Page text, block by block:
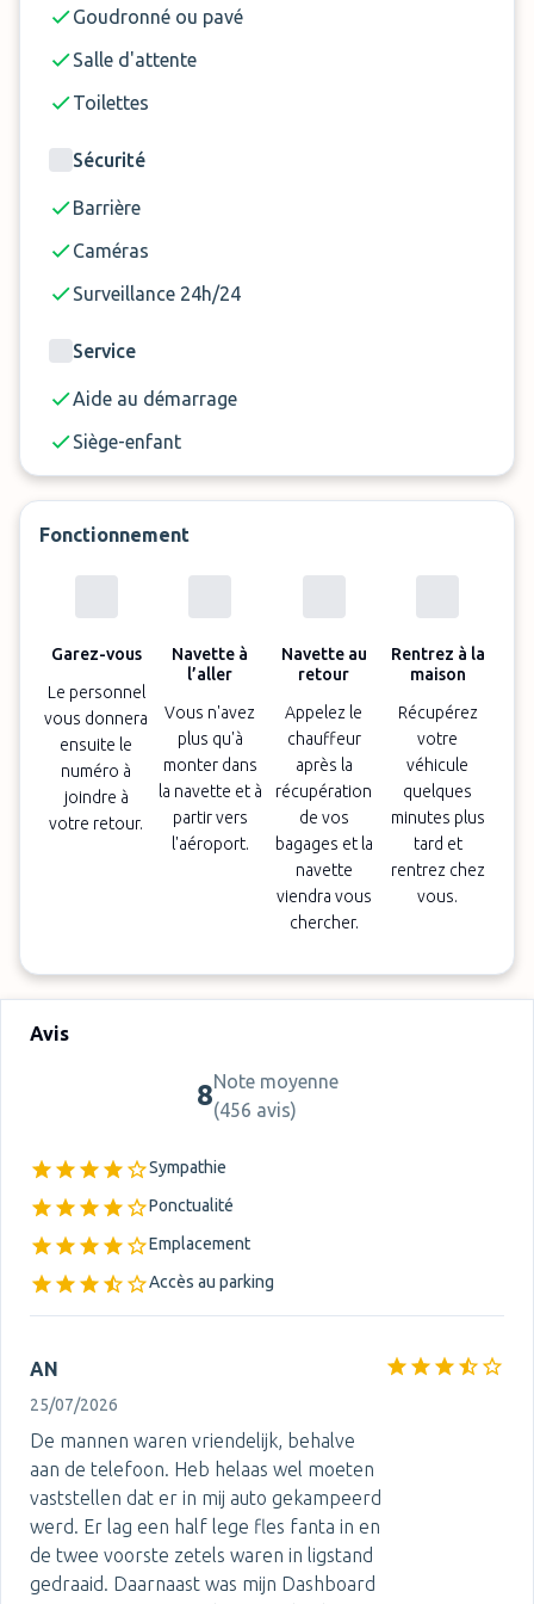
Un bagage par personne est inclus. Un
supplément de 10 € est demandé pour chaque
Supplément véhicule hors gabarit : 30 €
Service carburant : 10 €
Goudronné ou pavé
Salle d'attente
Toilettes
Sécurité
Barrière
Caméras
Surveillance 24h/24
Service
Aide au démarrage
Siège-enfant
Fonctionnement
Garez-vous
Le personnel
vous donnera
ensuite le
numéro à
joindre à
votre retour.
Navette à
l’aller
Vous n'avez
plus qu'à
monter dans
la navette et à
partir vers
l'aéroport.
Navette au
retour
Appelez le
chauffeur
après la
récupération
de vos
bagages et la
navette
viendra vous
chercher.
Rentrez à la
maison
Récupérez
votre
véhicule
quelques
minutes plus
tard et
rentrez chez
vous.
Avis
8Note moyenne
(456 avis)
Sympathie
Ponctualité
Emplacement
Accès au parking
AN
25/07/2026
De mannen waren vriendelijk, behalve
aan de telefoon. Heb helaas wel moeten
vaststellen dat er in mij auto gekampeerd
werd. Er lag een half lege fles fanta in en
de twee voorste zetels waren in ligstand
gedraaid. Daarnaast was mijn Dashboard